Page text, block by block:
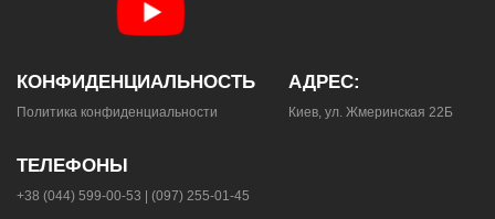
КОНФИДЕНЦИАЛЬНОСТЬ
Политика конфиденциальности
АДРЕС:
Киев, ул. Жмеринская 22Б
ТЕЛЕФОНЫ
+38 (044) 599-00-53 (097) 255-01-45